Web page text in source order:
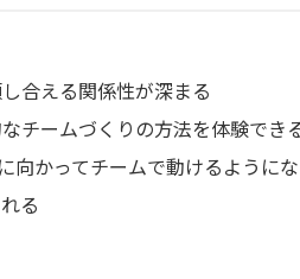
合える関係性が深まる
チームづくりの方法を体験でき
向かってチームで動けるように
る